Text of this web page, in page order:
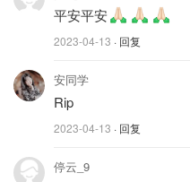
英国警方称Zekun Zhang身
平安平安
2023-04-13 · 回复
安同学
Rip
2023-04-13 · 回复
停云_9